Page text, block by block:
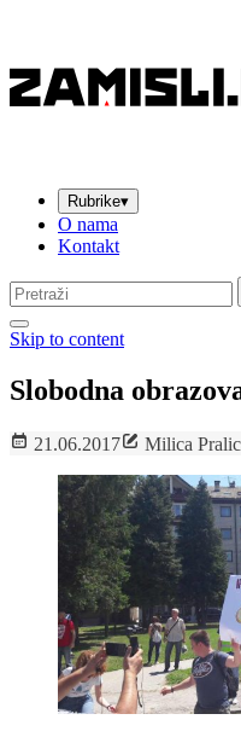
Rubrike▾
O nama
Kontakt
Pretraga:
Skip to content
Slobodna
21.06.2017 Milica